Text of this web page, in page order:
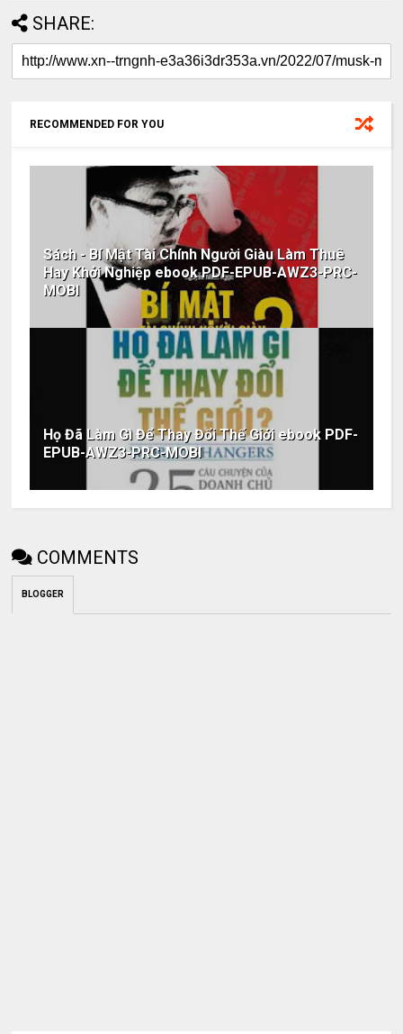
SHARE:
RECOMMENDED FOR YOU
Sách - Bí Mật Tài Chính Người Giàu Làm Thuê
Hay Khởi Nghiệp ebook PDF-EPUB-AWZ3-PRC-
MOBI
Họ Đã Làm Gì Để Thay Đổi Thế Giới ebook PDF-
EPUB-AWZ3-PRC-MOBI
COMMENTS
BLOGGER